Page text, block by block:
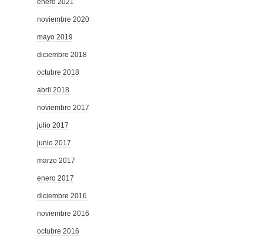
enero 2021
noviembre 2020
mayo 2019
diciembre 2018
octubre 2018
abril 2018
noviembre 2017
julio 2017
junio 2017
marzo 2017
enero 2017
diciembre 2016
noviembre 2016
octubre 2016